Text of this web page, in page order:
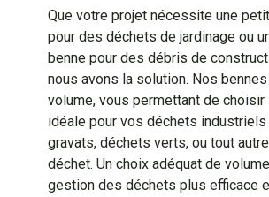
Que votre projet nécessite une
pour des déchets de jardinage ou
benne pour des débris de
nous avons la solution. Nos
volume, vous permettant de choisir
idéale pour vos déchets industriels
gravats, déchets verts, ou tout
déchet. Un choix adéquat de
gestion des déchets plus efficace